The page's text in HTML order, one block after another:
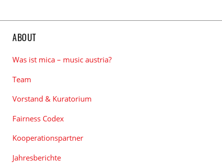
ABOUT
Was ist mica – music austria?
Team
Vorstand & Kuratorium
Fairness Codex
Kooperationspartner
Jahresberichte